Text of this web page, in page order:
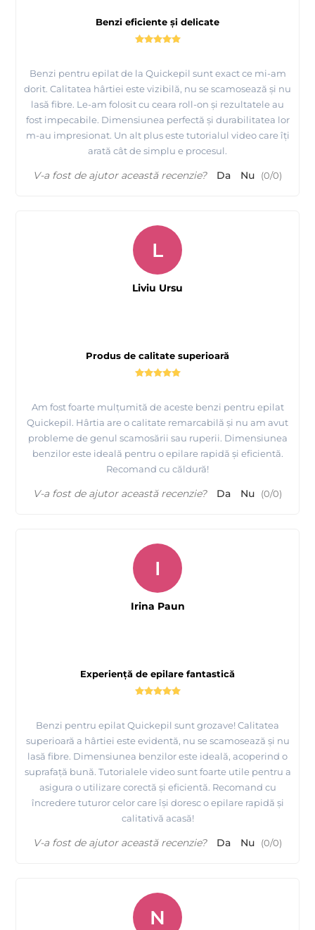
Benzi eficiente și delicate
Benzi pentru epilat de la Quickepil sunt exact ce mi-am
dorit. Calitatea hârtiei este vizibilă, nu se scamosează și nu
lasă fibre. Le-am folosit cu ceara roll-on și rezultatele au
fost impecabile. Dimensiunea perfectă și durabilitatea lor
m-au impresionat. Un alt plus este tutorialul video care îți
arată cât de simplu e procesul.
V-a fost de ajutor această recenzie? Da Nu (0/0)
Produs de calitate superioară
Am fost foarte mulțumită de aceste benzi pentru epilat
Quickepil. Hârtia are o calitate remarcabilă și nu am avut
probleme de genul scamosării sau ruperii. Dimensiunea
benzilor este ideală pentru o epilare rapidă și eficientă.
Recomand cu căldură!
L
Liviu Ursu
V-a fost de ajutor această recenzie? Da Nu (0/0)
Experiență de epilare fantastică
Benzi pentru epilat Quickepil sunt grozave! Calitatea
superioară a hârtiei este evidentă, nu se scamosează și nu
lasă fibre. Dimensiunea benzilor este ideală, acoperind o
suprafață bună. Tutorialele video sunt foarte utile pentru a
asigura o utilizare corectă și eficientă. Recomand cu
încredere tuturor celor care își doresc o epilare rapidă și
calitativă acasă!
I
Irina Paun
V-a fost de ajutor această recenzie? Da Nu (0/0)
N